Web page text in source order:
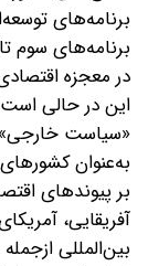
در معجزه
این در حالی
«سیاست خارجی»
به‌عنوان
بر پیوندهای
آفریقایی،
بین‌المللی